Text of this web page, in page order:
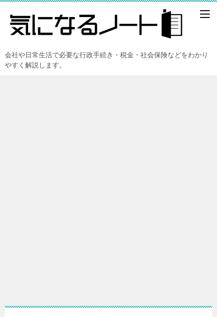
会社や日常生活で必要な行政手続き・税金・社会保険などをわかり
やすく解説します。